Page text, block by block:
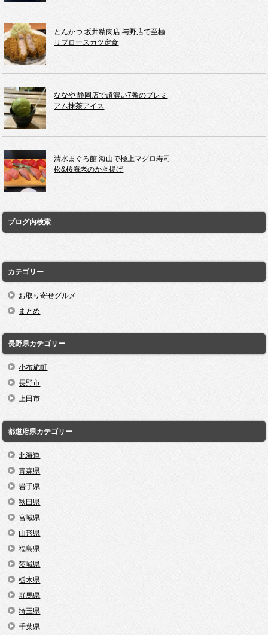
とんかつ 坂井精肉店 与野店で至極
リブロースカツ定食
ななや 静岡店で超濃い7番のプレミ
アム抹茶アイス
清水まぐろ館 海山で極上マグロ寿司
松&桜海老のかき揚げ
ブログ内検索
カテゴリー
お取り寄せグルメ
まとめ
長野県カテゴリー
小布施町
長野市
上田市
都道府県カテゴリー
北海道
青森県
岩手県
秋田県
宮城県
山形県
福島県
茨城県
栃木県
群馬県
埼玉県
千葉県